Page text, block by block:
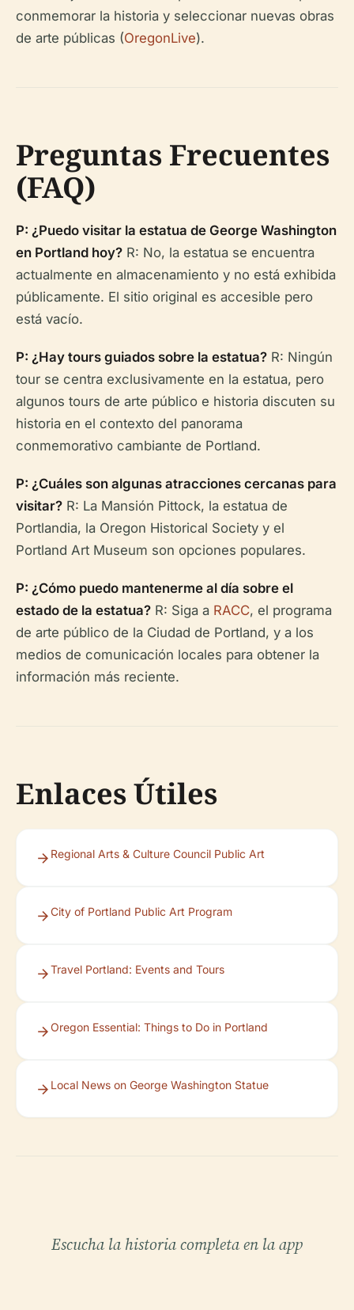
conmemorar la historia y seleccionar nuevas obras
de arte públicas (OregonLive).
Preguntas Frecuentes
(FAQ)
P: ¿Puedo visitar la estatua de George Washington
en Portland hoy? R: No, la estatua se encuentra
actualmente en almacenamiento y no está exhibida
públicamente. El sitio original es accesible pero
está vacío.
P: ¿Hay tours guiados sobre la estatua? R: Ningún
tour se centra exclusivamente en la estatua, pero
algunos tours de arte público e historia discuten su
historia en el contexto del panorama
conmemorativo cambiante de Portland.
P: ¿Cuáles son algunas atracciones cercanas para
visitar? R: La Mansión Pittock, la estatua de
Portlandia, la Oregon Historical Society y el
Portland Art Museum son opciones populares.
P: ¿Cómo puedo mantenerme al día sobre el
estado de la estatua? R: Siga a RACC, el programa
de arte público de la Ciudad de Portland, y a los
medios de comunicación locales para obtener la
información más reciente.
Enlaces Útiles
Regional Arts & Culture Council Public Art
City of Portland Public Art Program
Travel Portland: Events and Tours
Oregon Essential: Things to Do in Portland
Local News on George Washington Statue
Escucha la historia completa en la app